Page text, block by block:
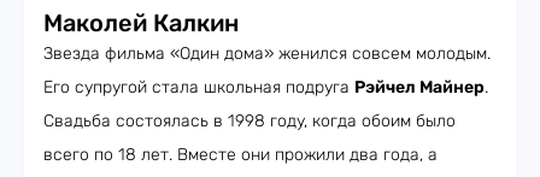
Маколей Калкин
Звезда фильма «Один дома» женился совсем молодым.
Его супругой стала школьная подруга Рэйчел Майнер.
Свадьба состоялась в 1998 году, когда обоим было
всего по 18 лет. Вместе они прожили два года, а